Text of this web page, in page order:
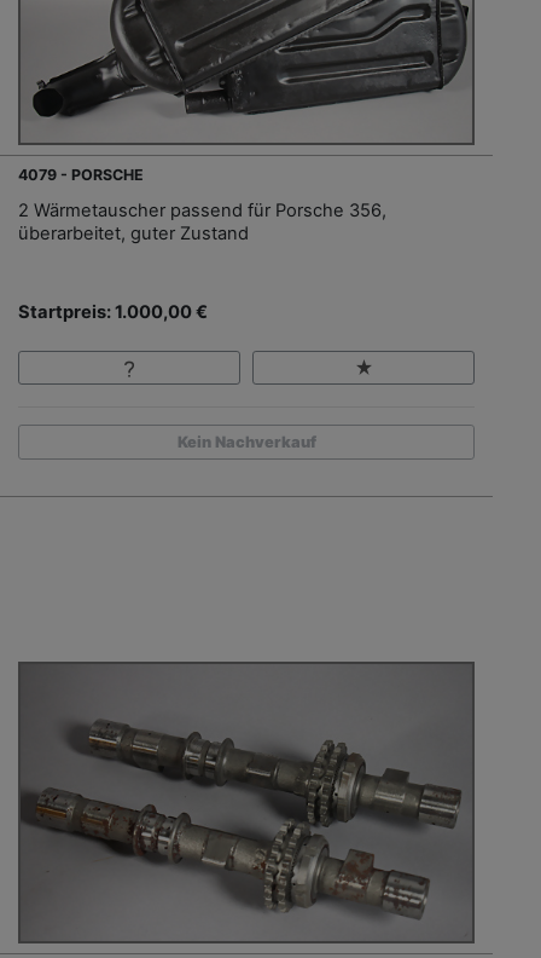
4079 - PORSCHE
2 Wärmetauscher passend für Porsche 356,
überarbeitet, guter Zustand
Startpreis: 1.000,00 €
Kein Nachverkauf